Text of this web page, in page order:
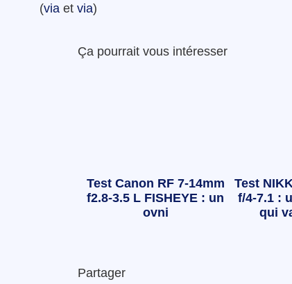
(via et via)
Ça pourrait vous intéresser
Test Canon RF 7-14mm
f2.8-3.5 L FISHEYE : un
ovni
Test
f/4-7.1 :
qui
Partager